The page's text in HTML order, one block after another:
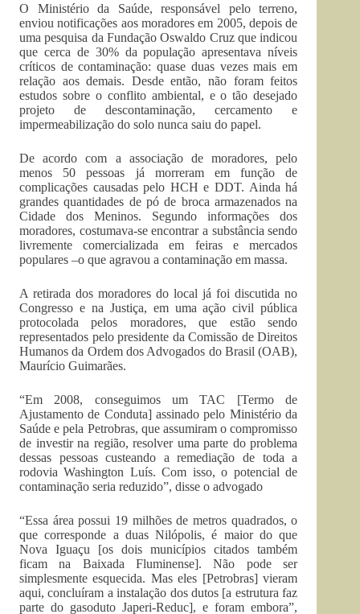
O Ministério da Saúde, responsável pelo terreno,
enviou notificações aos moradores em 2005, depois de
uma pesquisa da Fundação Oswaldo Cruz que indicou
que cerca de 30% da população apresentava níveis
críticos de contaminação: quase duas vezes mais em
relação aos demais. Desde então, não foram feitos
estudos sobre o conflito ambiental, e o tão desejado
projeto de descontaminação, cercamento e
impermeabilização do solo nunca saiu do papel.
De acordo com a associação de moradores, pelo
menos 50 pessoas já morreram em função de
complicações causadas pelo HCH e DDT. Ainda há
grandes quantidades de pó de broca armazenados na
Cidade dos Meninos. Segundo informações dos
moradores, costumava-se encontrar a substância sendo
livremente comercializada em feiras e mercados
populares –o que agravou a contaminação em massa.
A retirada dos moradores do local já foi discutida no
Congresso e na Justiça, em uma ação civil pública
protocolada pelos moradores, que estão sendo
representados pelo presidente da Comissão de Direitos
Humanos da Ordem dos Advogados do Brasil (OAB),
Maurício Guimarães.
“Em 2008, conseguimos um TAC [Termo de
Ajustamento de Conduta] assinado pelo Ministério da
Saúde e pela Petrobras, que assumiram o compromisso
de investir na região, resolver uma parte do problema
dessas pessoas custeando a remediação de toda a
rodovia Washington Luís. Com isso, o potencial de
contaminação seria reduzido”, disse o advogado
“Essa área possui 19 milhões de metros quadrados, o
que corresponde a duas Nilópolis, é maior do que
Nova Iguaçu [os dois municípios citados também
ficam na Baixada Fluminense]. Não pode ser
simplesmente esquecida. Mas eles [Petrobras] vieram
aqui, concluíram a instalação dos dutos [a estrutura faz
parte do gasoduto Japeri-Reduc], e foram embora”,